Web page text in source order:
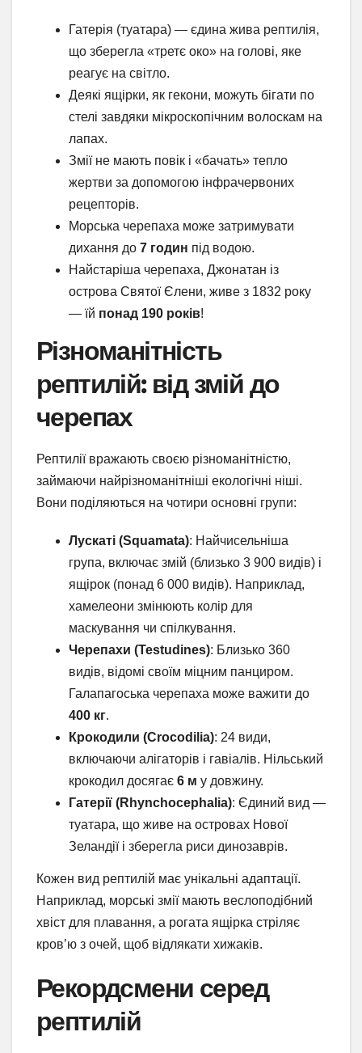
Гатерія (туатара) — єдина жива рептилія,
що зберегла «третє око» на голові, яке
реагує на світло.
Деякі ящірки, як гекони, можуть бігати по
стелі завдяки мікроскопічним волоскам на
лапах.
Змії не мають повік і «бачать» тепло
жертви за допомогою інфрачервоних
рецепторів.
Морська черепаха може затримувати
дихання до 7 годин під водою.
Найстаріша черепаха, Джонатан із
острова Святої Єлени, живе з 1832 року
— їй понад 190 років!
Різноманітність
рептилій: від змій до
черепах
Рептилії вражають своєю різноманітністю,
займаючи найрізноманітніші екологічні ніші.
Вони поділяються на чотири основні групи:
Лускаті (Squamata): Найчисельніша
група, включає змій (близько 3 900 видів) і
ящірок (понад 6 000 видів). Наприклад,
хамелеони змінюють колір для
маскування чи спілкування.
Черепахи (Testudines): Близько 360
видів, відомі своїм міцним панциром.
Галапагоська черепаха може важити до
400 кг.
Крокодили (Crocodilia): 24 види,
включаючи алігаторів і гавіалів. Нільський
крокодил досягає 6 м у довжину.
Гатерії (Rhynchocephalia): Єдиний вид —
туатара, що живе на островах Нової
Зеландії і зберегла риси динозаврів.
Кожен вид рептилій має унікальні адаптації.
Наприклад, морські змії мають веслоподібний
хвіст для плавання, а рогата ящірка стріляє
кров’ю з очей, щоб відлякати хижаків.
Рекордсмени серед
рептилій